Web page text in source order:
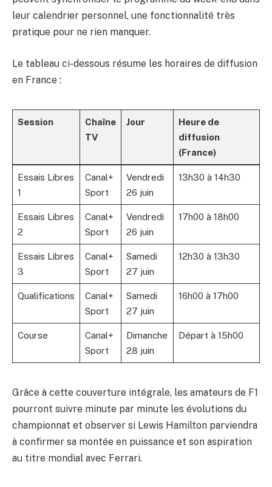
leur calendrier personnel, une fonctionnalité très
pratique pour ne rien manquer.
Le tableau ci-dessous résume les horaires de diffusion
en France :
Session
Chaîne
TV
Jour
Heure de
diffusion
(France)
Essais Libres
1
Canal+
Sport
Vendredi
26 juin
13h30 à 14h30
Essais Libres
2
Canal+
Sport
Vendredi
26 juin
17h00 à 18h00
Essais Libres
3
Canal+
Sport
Samedi
27 juin
12h30 à 13h30
Qualifications
Canal+
Sport
Samedi
27 juin
16h00 à 17h00
Course
Canal+
Sport
Dimanche
28 juin
Départ à 15h00
Grâce à cette couverture intégrale, les amateurs de F1
pourront suivre minute par minute les évolutions du
championnat et observer si Lewis Hamilton parviendra
à confirmer sa montée en puissance et son aspiration
au titre mondial avec Ferrari.